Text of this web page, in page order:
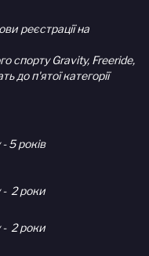
реєстрації на
спорту Gravity, Freeride,
до п'ятої категорії
5 років
- 2 роки
- 2 роки